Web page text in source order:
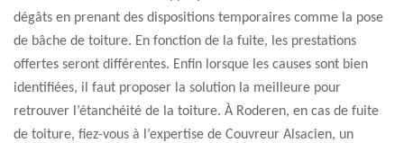
dégâts en prenant des dispositions temporaires comme la pose
de bâche de toiture. En fonction de la fuite, les prestations
offertes seront différentes. Enfin lorsque les causes sont bien
identifiées, il faut proposer la solution la meilleure pour
retrouver l’étanchéité de la toiture. À Roderen, en cas de fuite
de toiture, fiez-vous à l’expertise de Couvreur Alsacien, un